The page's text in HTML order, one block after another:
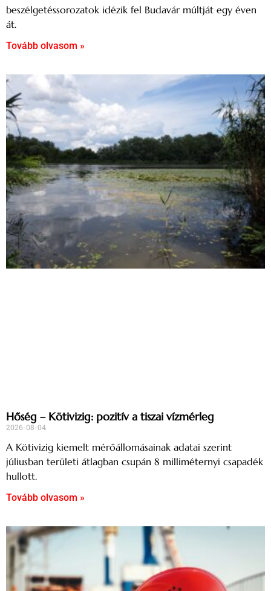
beszélgetéssorozatok idézik fel Budavár múltját egy éven
át.
Tovább olvasom »
Hőség – Kötivizig: pozitív a tiszai vízmérleg
2026-08-04
A Kötivizig kiemelt mérőállomásainak adatai szerint
júliusban területi átlagban csupán 8 milliméternyi csapadék
hullott.
Tovább olvasom »